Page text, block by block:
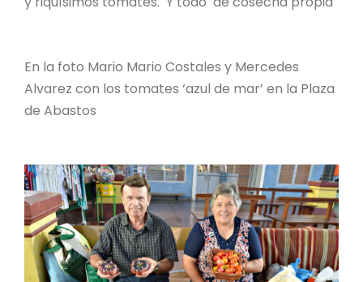
En la foto Mario Mario Costales y Mercedes
Alvarez con los tomates ‘azul de mar’ en la Plaza
de Abastos